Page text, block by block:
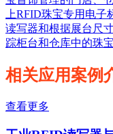
上RFID珠宝专用电
读写器和根据展台尺
踪柜台和仓库中的珠宝
相关应用案例
查看更多